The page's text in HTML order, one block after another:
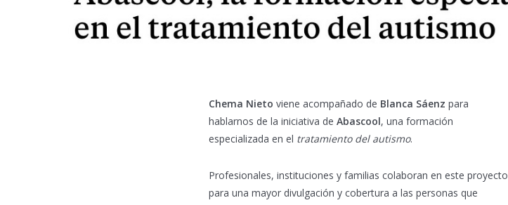
Chema Nieto viene acompañado de Blanca Sáenz para
hablarnos de la iniciativa de Abascool, una formación
especializada en el tratamiento del autismo.
Profesionales, instituciones y familias colaboran en este proyecto
para una mayor divulgación y cobertura a las personas que